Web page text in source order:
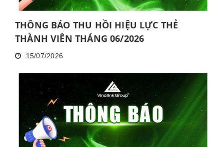
THÔNG BÁO THU HỒI HIỆU LỰC THẺ
THÀNH VIÊN THÁNG 06/2026
15/07/2026